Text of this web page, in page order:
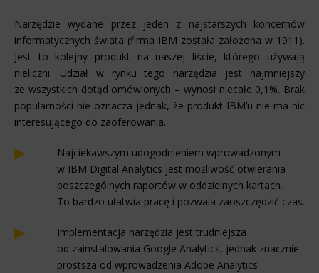
Narzędzie wydane przez jeden z najstarszych koncernów
informatycznych świata (firma IBM została założona w 1911).
Jest to kolejny produkt na naszej liście, którego używają
nieliczni. Udział w rynku tego narzędzia jest najmniejszy
ze wszystkich dotąd omówionych – wynosi niecałe 0,1%. Brak
popularności nie oznacza jednak, że produkt IBM’u nie ma nic
interesującego do zaoferowania.
Najciekawszym udogodnieniem wprowadzonym
w IBM Digital Analytics jest możliwość otwierania
poszczególnych raportów w oddzielnych kartach.
To bardzo ułatwia pracę i pozwala zaoszczędzić czas.
Implementacja narzędzia jest trudniejsza
od zainstalowania Google Analytics, jednak znacznie
prostsza od wprowadzenia Adobe Analytics